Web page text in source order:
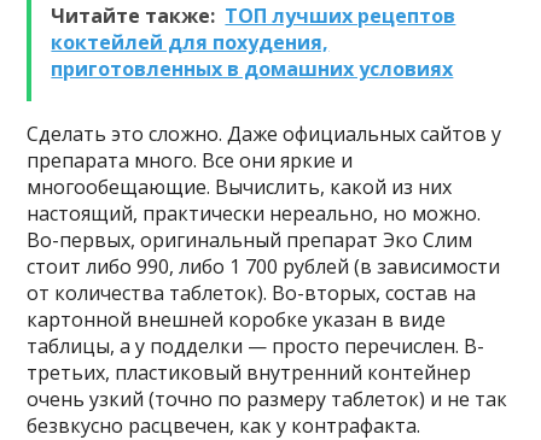
Читайте также: ТОП лучших рецептов
коктейлей для похудения,
приготовленных в домашних условиях
Сделать это сложно. Даже официальных сайтов у
препарата много. Все они яркие и
многообещающие. Вычислить, какой из них
настоящий, практически нереально, но можно.
Во-первых, оригинальный препарат Эко Слим
стоит либо 990, либо 1 700 рублей (в зависимости
от количества таблеток). Во-вторых, состав на
картонной внешней коробке указан в виде
таблицы, а у подделки — просто перечислен. В-
третьих, пластиковый внутренний контейнер
очень узкий (точно по размеру таблеток) и не так
безвкусно расцвечен, как у контрафакта.